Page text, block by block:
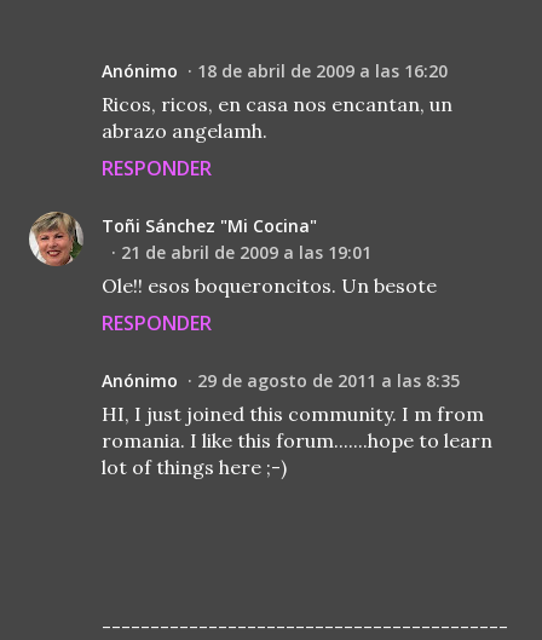
Anónimo 18 de abril de 2009 a las 16:20
Ricos, ricos, en casa nos encantan, un
abrazo angelamh.
RESPONDER
Toñi Sánchez "Mi Cocina"
21 de abril de 2009 a las 19:01
Ole!! esos boqueroncitos. Un besote
RESPONDER
Anónimo 29 de agosto de 2011 a las 8:35
HI, I just joined this community. I m from
romania. I like this forum.......hope to learn
lot of things here ;-)
------------------------------------------